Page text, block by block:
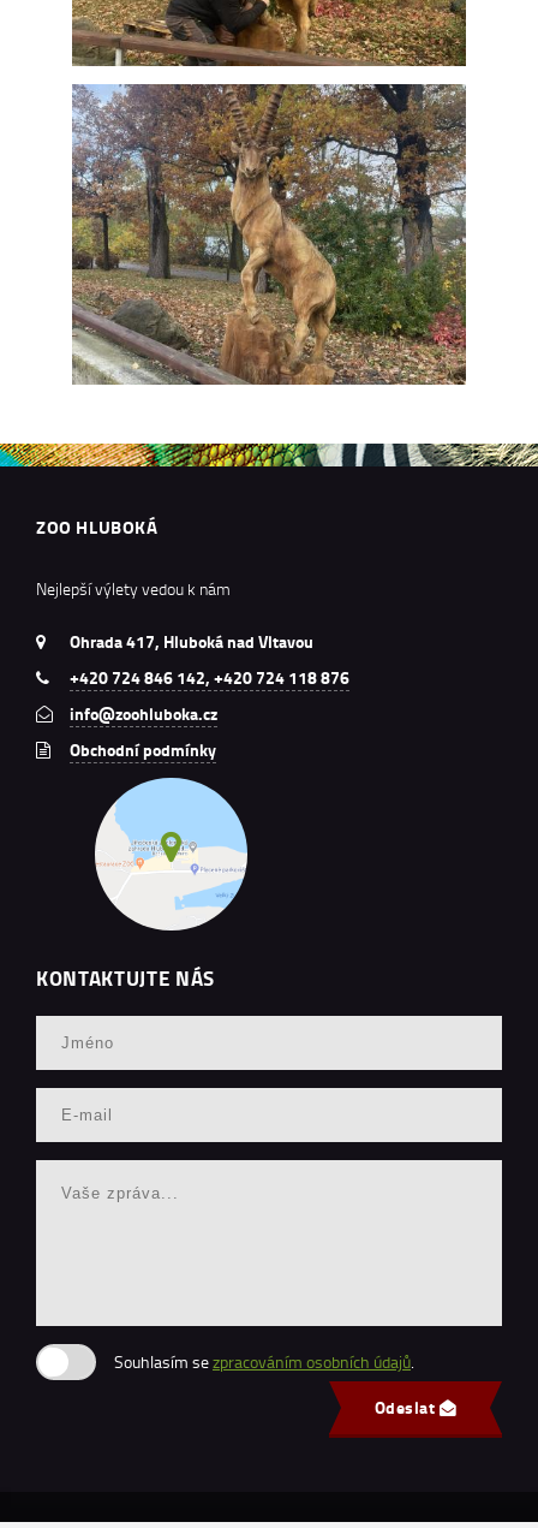
ZOO HLUBOKÁ
Nejlepší výlety vedou k nám
Ohrada 417, Hluboká nad Vltavou
+420 724 846 142, +420 724 118 876
info@zoohluboka.cz
Obchodní podmínky
KONTAKTUJTE NÁS
Souhlasím sezpracováním osobních údajů.
Odeslat